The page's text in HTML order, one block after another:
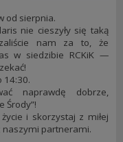
od sierpnia.
nie cieszyły się taką
nam za to, że
w siedzibie RCKiK —
14:30.
naprawdę dobrze,
Środy”!
i skorzystaj z miłej
partnerami.